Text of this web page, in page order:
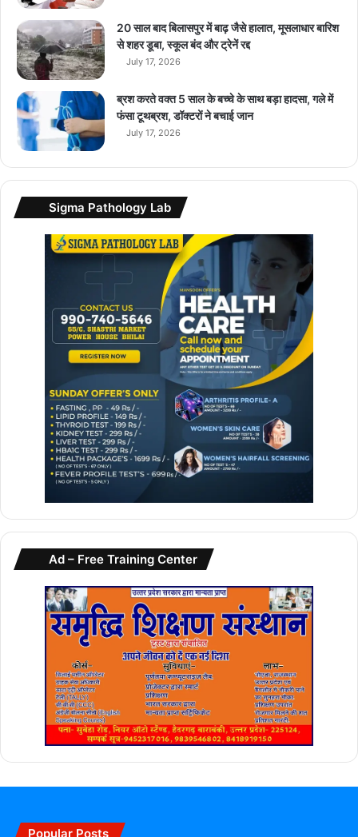
अ
प
डे
ट
के
सा
थ
जा
पू
जा
20 साल बाद बिलासपुर में बाढ़ जैसे हालात, मूसलाधार बारिश
से शहर डूबा, स्कूल बंद और ट्रेनें रद्द
July 17, 2026
ब्रश करते वक्त 5 साल के बच्चे के साथ बड़ा हादसा, गले में
फंसा टूथब्रश, डॉक्टरों ने बचाई जान
July 17, 2026
Sigma Pathology Lab
Ad – Free Training Center
Popular Posts